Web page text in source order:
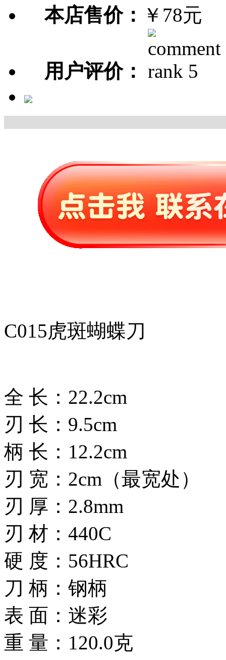
本店售价： ￥78元
用户评价：
C015虎斑蝴蝶刀
全 长：22.2cm
刃 长：9.5cm
柄 长：12.2cm
刃 宽：2cm（最宽处）
刃 厚：2.8mm
刃 材：440C
硬 度：56HRC
刀 柄：钢柄
表 面：迷彩
重 量：120.0克